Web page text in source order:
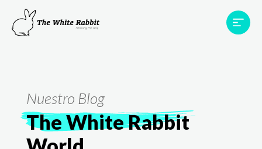
Proyectos
Testimonios
Nuestro Blog
The White Rabbit